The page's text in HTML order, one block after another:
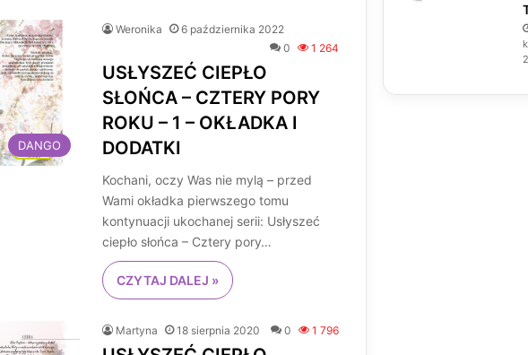
DANGO
Weronika
6 października 2022
0
1 264
USŁYSZEĆ CIEPŁO
SŁOŃCA – CZTERY PORY
ROKU – 1 – OKŁADKA I
DODATKI
Kochani, oczy Was nie mylą – przed
Wami okładka pierwszego tomu
kontynuacji ukochanej serii: Usłyszeć
ciepło słońca – Cztery pory…
CZYTAJ DALEJ »
Martyna 18 sierpnia 2020 0 1 796